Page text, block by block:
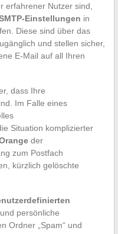
erfahrener Nutzer sind,
Einstellungen in
Diese sind über das
und stellen sicher,
E-Mail auf all Ihren
dass Ihre
Im Falle eines
Situation komplizierter
der
zum Postfach
kürzlich gelöschte
persönliche
Ordner „Spam“ und